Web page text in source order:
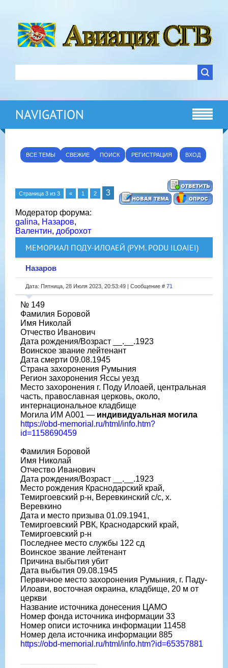
NAVIGATION
ВСЕ ТЕМЫ СВЕЖИЕ ПОИСК РЕГИСТРАЦИЯ ВХОД
Страница 3 из 3 « 1 2 3
Модератор форума:
galina, Назаров,
Валентин, доброхот
МЕМОРИАЛ ПОДУ-ИЛОАЕЙ (РУМ. PODU ILOAIEI)
Назаров
Дата: Пятница, 28 Июля 2023, 20:53:49 | Сообщение # 71
№ 149
Фамилия Боровой
Имя Николай
Отчество Иванович
Дата рождения/Возраст __.__.1923
Воинское звание лейтенант
Дата смерти 09.08.1945
Страна захоронения Румыния
Регион захоронения Яссы уезд
Место захоронения г. Поду Илоаей, центральная
часть, православная церковь, около,
интернациональное кладбище
Могила ИМ A001 — индивидуальная могила
https://obd-memorial.ru/html/info.htm?
id=1158690459
Фамилия Боровой
Имя Николай
Отчество Иванович
Дата рождения/Возраст __.__.1923
Место рождения Краснодарский край,
Темиргоевский р-н, Веревкинский с/с, х.
Веревкино
Дата и место призыва 01.09.1941,
Темиргоевский РВК, Краснодарский край,
Темиргоевский р-н
Последнее место службы 122 сд
Воинское звание лейтенант
Причина выбытия убит
Дата выбытия 09.08.1945
Первичное место захоронения Румыния, г. Паду-
Илоави, восточная окраина, кладбище, 20 м от
церкви
Название источника донесения ЦАМО
Номер фонда источника информации 33
Номер описи источника информации 11458
Номер дела источника информации 885
https://obd-memorial.ru/html/info.htm?id=65357881